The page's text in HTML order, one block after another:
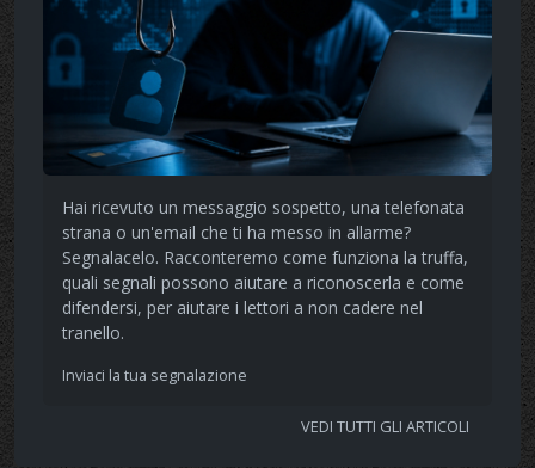
Hai ricevuto un messaggio sospetto, una telefonata
strana o un'email che ti ha messo in allarme?
Segnalacelo. Racconteremo come funziona la truffa,
quali segnali possono aiutare a riconoscerla e come
difendersi, per aiutare i lettori a non cadere nel
tranello.
Inviaci la tua segnalazione
VEDI TUTTI GLI ARTICOLI